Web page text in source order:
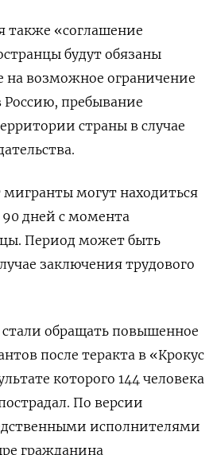
также «соглашение
будут обязаны
на возможное ограничение
Россию, пребывание
страны в случае
могут находиться
90 дней с момента
Период может быть
заключения трудового
стали обращать повышенное
после теракта в «Крокус
которого 144 человека
По версии
исполнителями
гражданина